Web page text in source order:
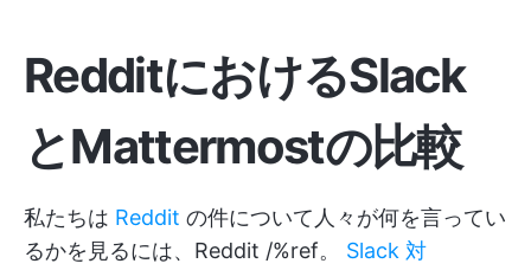
RedditにおけるSlack
とMattermostの比較
私たちは Reddit の件について人々が何を言ってい
るかを見るには、Reddit /%ref。 Slack 対